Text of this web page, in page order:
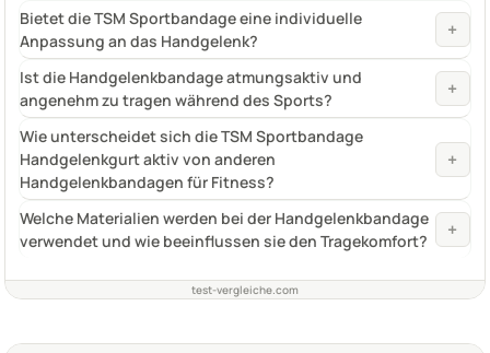
Bietet die TSM Sportbandage eine individuelle
Anpassung an das Handgelenk?
+
Ist die Handgelenkbandage atmungsaktiv und
angenehm zu tragen während des Sports?
+
Wie unterscheidet sich die TSM Sportbandage
Handgelenkgurt aktiv von anderen
Handgelenkbandagen für Fitness?
+
Welche Materialien werden bei der Handgelenkbandage
verwendet und wie beeinflussen sie den Tragekomfort?
+
test-vergleiche.com